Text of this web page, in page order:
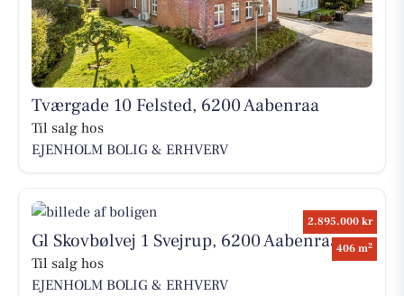
Tværgade 10 Felsted, 6200 Aabenraa
Til salg hos
EJENHOLM BOLIG & ERHVERV
2.895.000 kr
406 m2
Gl Skovbølvej 1 Svejrup, 6200 Aabenraa
Til salg hos
EJENHOLM BOLIG & ERHVERV